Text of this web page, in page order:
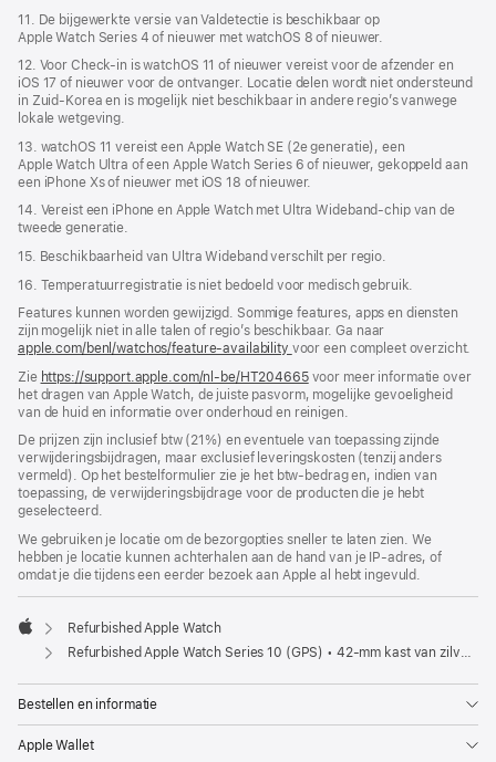
11. De bijgewerkte versie van Valdetectie is beschikbaar op
Apple Watch Series 4 of nieuwer met watchOS 8 of nieuwer.
12. Voor Check-in is watchOS 11 of nieuwer vereist voor de afzender en
iOS 17 of nieuwer voor de ontvanger. Locatie delen wordt niet ondersteund
in Zuid-Korea en is mogelijk niet beschikbaar in andere regio’s vanwege
lokale wetgeving.
13. watchOS 11 vereist een Apple Watch SE (2e generatie), een
Apple Watch Ultra of een Apple Watch Series 6 of nieuwer, gekoppeld aan
een iPhone Xs of nieuwer met iOS 18 of nieuwer.
14. Vereist een iPhone en Apple Watch met Ultra Wideband‑chip van de
tweede generatie.
15. Beschikbaarheid van Ultra Wideband verschilt per regio.
16. Temperatuurregistratie is niet bedoeld voor medisch gebruik.
Features kunnen worden gewijzigd. Sommige features, apps en diensten
zijn mogelijk niet in alle talen of regio’s beschikbaar. Ga naar
apple.com/benl/watchos/feature-availability voor een compleet overzicht.
Zie https://support.apple.com/nl-be/HT204665voor meer informatie over
het dragen van Apple Watch, de juiste pasvorm, mogelijke gevoeligheid
van de huid en informatie over onderhoud en reinigen.
De prijzen zijn inclusief btw (21%) en eventuele van toepassing zijnde
verwijderingsbijdragen, maar exclusief leveringskosten (tenzij anders
vermeld). Op het bestelformulier zie je het btw-bedrag en, indien van
toepassing, de verwijderingsbijdrage voor de producten die je hebt
geselecteerd.
We gebruiken je locatie om de bezorgopties sneller te laten zien. We
hebben je locatie kunnen achterhalen aan de hand van je IP-adres, of
omdat je die tijdens een eerder bezoek aan Apple al hebt ingevuld.
Apple
Refurbished Apple Watch
Refurbished Apple Watch Series 10 (GPS) • 42‐mm kast van zilverkleurig aluminium • Denim sportbandje - M/L
Bestellen en informatie
Apple Wallet